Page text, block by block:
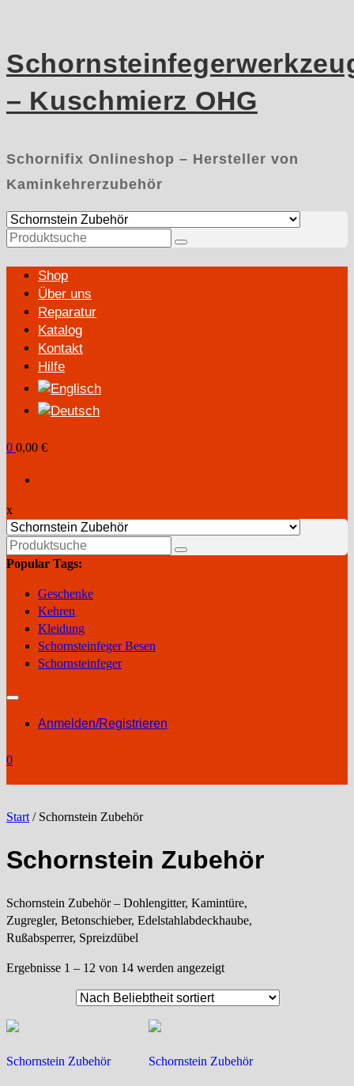
– Kuschmierz OHG
Schornifix Onlineshop – Hersteller von
Kaminkehrerzubehör
Primary
Menu
Shop
Über uns
Reparatur
Katalog
Kontakt
Hilfe
0 0,00 €
x
Popular Tags:
Geschenke
Kehren
Kleidung
Schornsteinfeger Besen
Schornsteinfeger
Anmelden/Registrieren
0
Start / Schornstein Zubehör
Schornstein Zubehör
Schornstein Zubehör – Dohlengitter, Kamintüre,
Zugregler, Betonschieber, Edelstahlabdeckhaube,
Rußabsperrer, Spreizdübel
Ergebnisse 1 – 12 von 14 werden angezeigtNach
Schornstein Zubehör Schornstein Zubehör